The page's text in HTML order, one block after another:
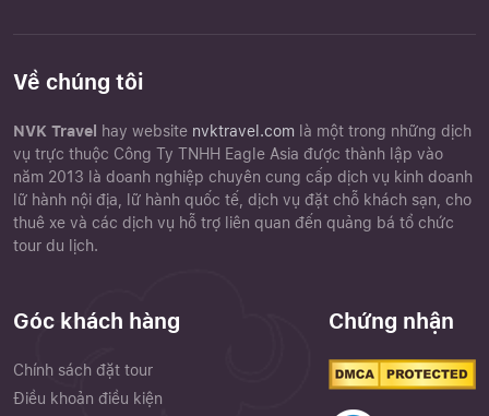
Về chúng tôi
NVK Travel hay website nvktravel.com là một trong những dịch
vụ trực thuộc Công Ty TNHH Eagle Asia được thành lập vào
năm 2013 là doanh nghiệp chuyên cung cấp dịch vụ kinh doanh
lữ hành nội địa, lữ hành quốc tế, dịch vụ đặt chỗ khách sạn, cho
thuê xe và các dịch vụ hỗ trợ liên quan đến quảng bá tổ chức
tour du lịch.
Góc khách hàng
Chính sách đặt tour
Điều khoản điều kiện
Chứng nhận